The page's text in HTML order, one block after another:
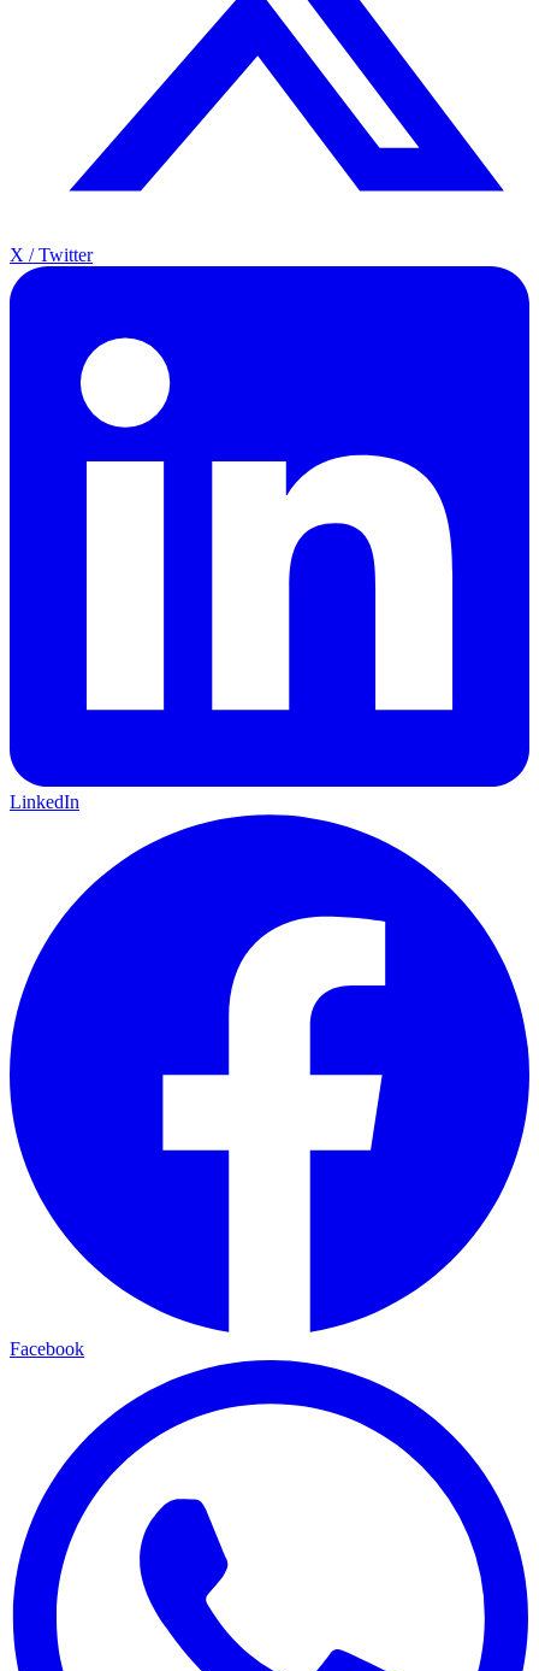
X / Twitter
LinkedIn
Facebook